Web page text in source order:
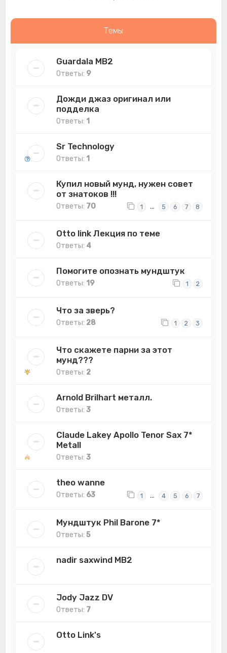
Темы
Guardala MB2
Ответы: 9
Дожди джаз оригинал или
подделка
Ответы: 1
Sr Technology
Ответы: 1
Купил новый мунд, нужен совет
от знатоков !!!
Ответы: 70 1 … 5 6 7 8
Otto link Лекция по теме
Ответы: 4
Помогите опознать мундштук
Ответы: 19 1 2
Что за зверь?
Ответы: 28 1 2 3
Что скажете парни за этот
мунд???
Ответы: 2
Arnold Brilhart металл.
Ответы:3
Claude Lakey Apollo Tenor Sax 7*
Metall
Ответы:3
theo wanne
Ответы: 63 1 … 4 5 6 7
Мундштук Phil Barone 7*
Ответы:5
nadir saxwind MB2
Jody Jazz DV
Ответы: 7
Otto Link's